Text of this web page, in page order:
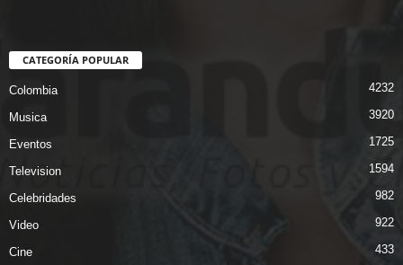
CATEGORÍA POPULAR
Colombia 4232
Musica 3920
Eventos 1725
Television 1594
Celebridades 982
Video 922
Cine 433